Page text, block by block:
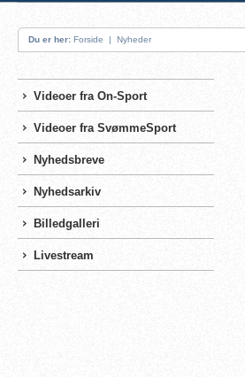
Du er her: Forside | Nyheder
Videoer fra On-Sport
Videoer fra SvømmeSport
Nyhedsbreve
Nyhedsarkiv
Billedgalleri
Livestream